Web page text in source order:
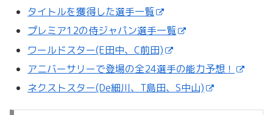
タイトルを獲得した選手一覧
プレミア12の侍ジャパン選手一覧
ワールドスター(E田中、C前田)
アニバーサリーで登場の全24選手の能力予想！
ネクストスター(De細川、T島田、S中山)